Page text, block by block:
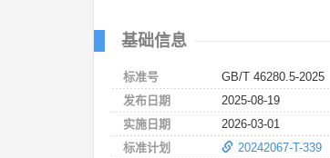
基础信息
标准号
GB/T 46280.5-2025
发布日期
2025-08-19
实施日期
2026-03-01
标准计划
20242067-T-339